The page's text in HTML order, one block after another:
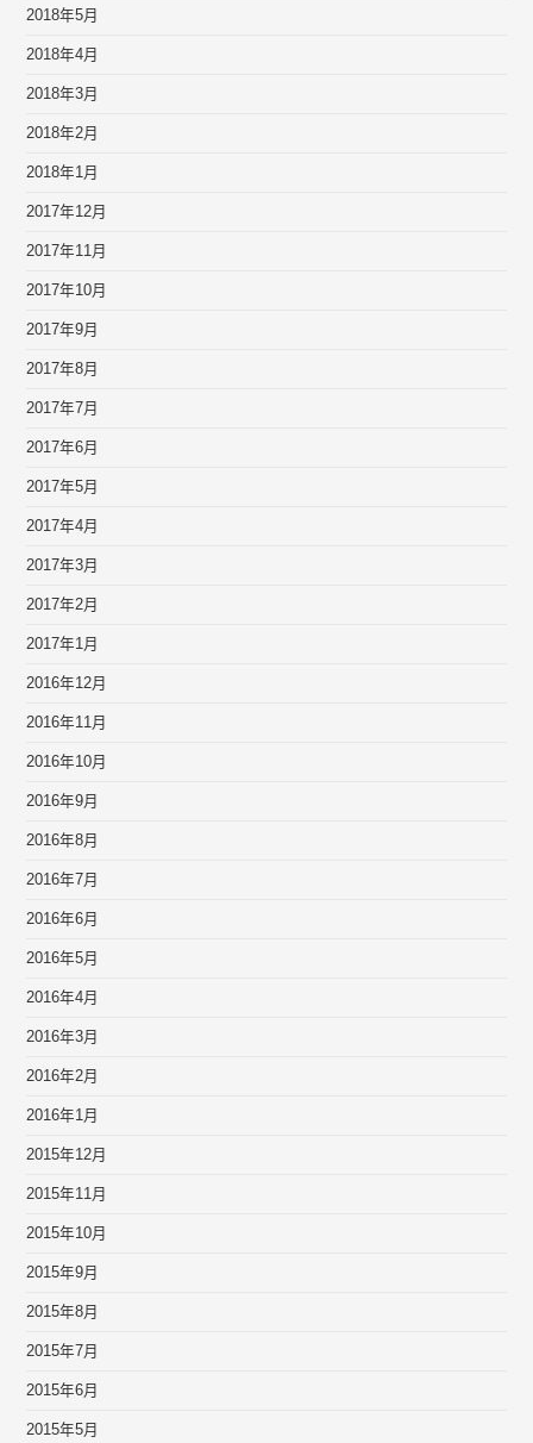
2018年5月
2018年4月
2018年3月
2018年2月
2018年1月
2017年12月
2017年11月
2017年10月
2017年9月
2017年8月
2017年7月
2017年6月
2017年5月
2017年4月
2017年3月
2017年2月
2017年1月
2016年12月
2016年11月
2016年10月
2016年9月
2016年8月
2016年7月
2016年6月
2016年5月
2016年4月
2016年3月
2016年2月
2016年1月
2015年12月
2015年11月
2015年10月
2015年9月
2015年8月
2015年7月
2015年6月
2015年5月